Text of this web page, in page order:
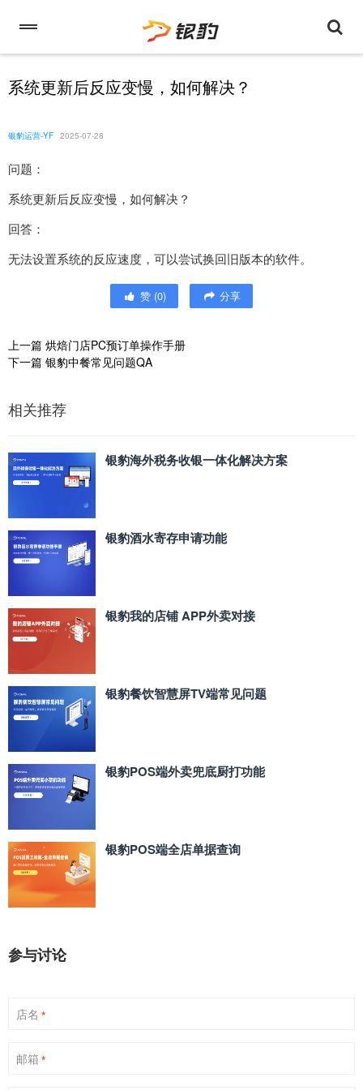
系统更新后反应变慢，如何解决？
银豹运营-YF 2025-07-28
问题：
系统更新后反应变慢，如何解决？
回答：
无法设置系统的反应速度，可以尝试换回旧版本的软件。
赞 (0) 分享
上一篇 烘焙门店PC预订单操作手册
下一篇 银豹中餐常见问题QA
相关推荐
银豹海外税务收银一体化解决方案
银豹酒水寄存申请功能
银豹我的店铺 APP外卖对接
银豹餐饮智慧屏TV端常见问题
银豹POS端外卖兜底厨打功能
银豹POS端全店单据查询
参与讨论
店名 *
邮箱 *